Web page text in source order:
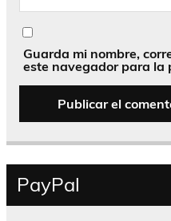
Guarda mi nombre,
este navegador para la
PayPal